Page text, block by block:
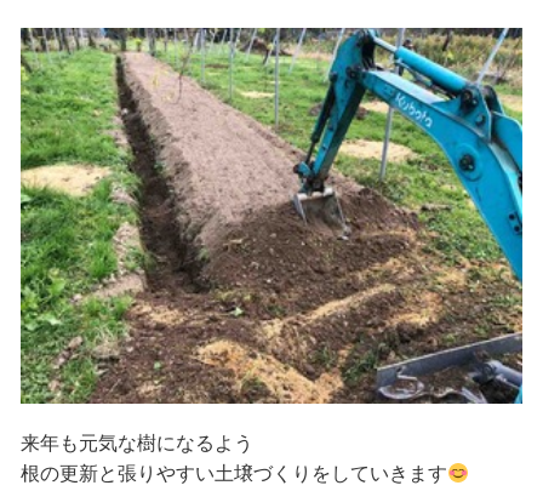
来年も元気な樹になるよう
根の更新と張りやすい土壌づくりをしていきます